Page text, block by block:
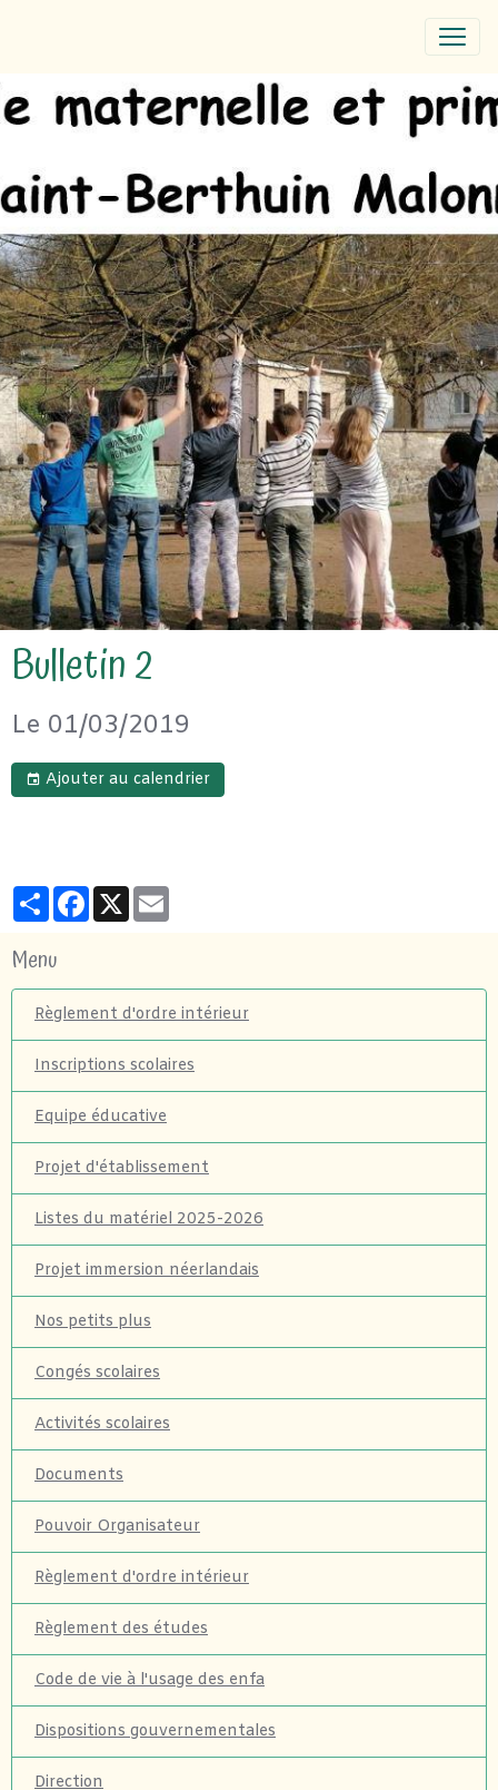
Bulletin 2
Le 01/03/2019
Ajouter au calendrier
PartagerFacebook
X
Menu
Règlement d'ordre intérieur
Inscriptions scolaires
Equipe éducative
Projet d'établissement
Listes du matériel 2025-2026
Projet immersion néerlandais
Nos petits plus
Congés scolaires
Activités scolaires
Documents
Pouvoir Organisateur
Règlement d'ordre intérieur
Règlement des études
Code de vie à l'usage des enfa
Dispositions gouvernementales
Direction